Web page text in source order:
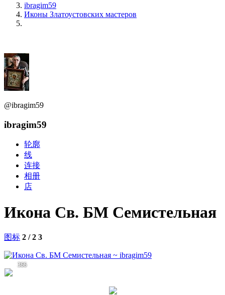
ibragim59
Иконы Златоустовских мастеров
@ibragim59
ibragim59
轮廓
线
连接
相册
店
Икона Св. БМ Семистельная
图标 2 / 2 3
366